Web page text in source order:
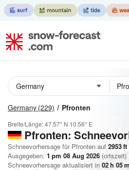
Germany (229) Pfronten
Breite/Länge:47.57° N 10.56° E
Pfronten:
Schneevorhersage für Pfronten auf 2953ft
Ausgegeben: 1 pm 08 Aug 2026 (ortszeit)
Schneevorhersage aktualisiert in 02h 05